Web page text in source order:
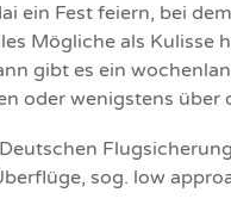
ein Fest feiern, bei
Mögliche als Kulisse
gibt es ein
oder wenigstens
sog. low